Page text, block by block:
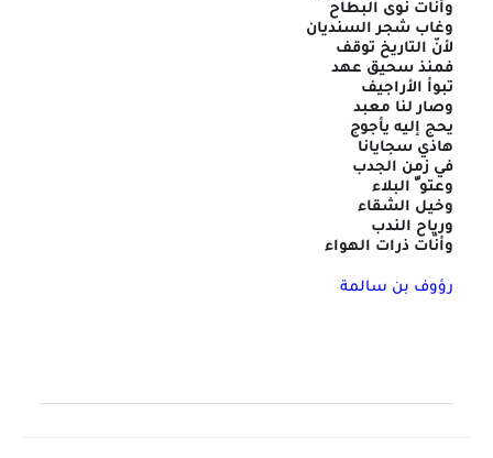
وأنّات نوى البطاح
وغاب شجر السنديان
لأنّ التاريخ توقف
فمنذ سحيق عهد
تبوأ الأراجيف
وصار لنا معبد
يحج إليه يأجوج
هاذي سجايانا
في زمن الجدب
وعتو ّ البلاء
وخيل الشقاء
ورياح الندب
وأنّات ذرات الهواء
رؤوف بن سالمة